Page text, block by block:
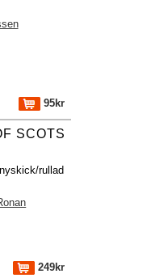
95kr
SCOTS
rullad
249kr